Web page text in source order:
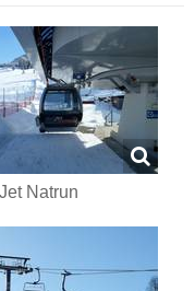
Natrun